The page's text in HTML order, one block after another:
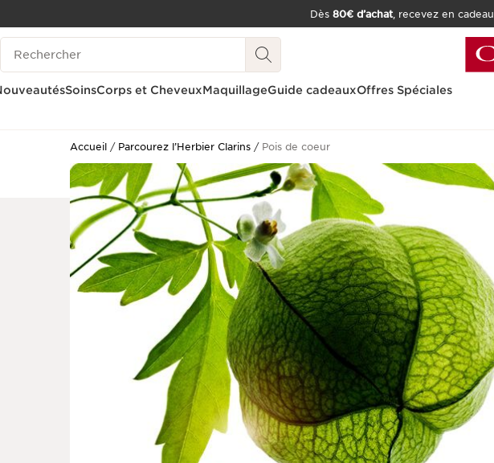
ALLER AU CONTENU
CONSULTER LE PIED DE PAGE
OUTIL D'ACCESSIBILITÉ
Dès 80€ d’achat, recevez en cadeau
Historique des recherches
SoinsCorps et CheveuxMaquillageGuide cadeauxOffres Spéciales
Accueil Parcourez l’Herbier Clarins Pois de coeur